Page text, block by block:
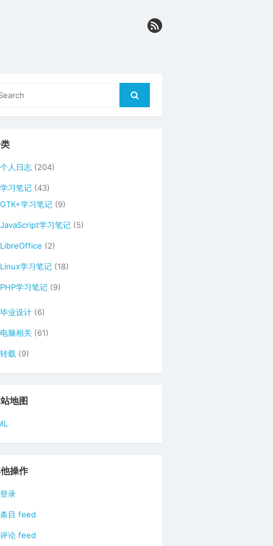
Search
个人日志 (204)
学习笔记 (43)
GTK+学习笔记 (9)
JavaScript学习笔记 (5)
LibreOffice (2)
Linux学习笔记 (18)
PHP学习笔记 (9)
毕业设计 (6)
电脑相关 (61)
转载 (9)
地图
操作
登录
条目 feed
评论 feed